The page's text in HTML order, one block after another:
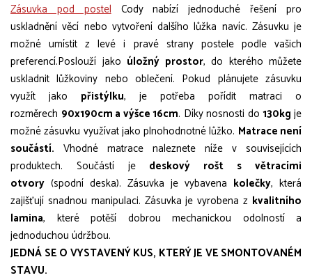
Zásuvka pod postelCody nabízí jednoduché řešení pro
uskladnění věcí nebo vytvoření dalšího lůžka navíc. Zásuvku je
možné umístit z levé i pravé strany postele podle vašich
preferencí.Poslouží jako úložný prostor, do kterého můžete
uskladnit lůžkoviny nebo oblečení. Pokud plánujete zásuvku
využít jako přistýlku, je potřeba pořídit matraci o
rozměrech 90x190cm a výšce 16cm. Díky nosnosti do130kgje
možné zásuvku využívat jako plnohodnotné lůžko. Matrace není
součástí. Vhodné matrace naleznete níže v souvisejících
produktech. Součástí je deskový rošt s větracími
otvory (spodní deska). Zásuvka je vybavena kolečky, která
zajišťují snadnou manipulaci. Zásuvka je vyrobena z kvalitního
lamina, které potěší dobrou mechanickou odolností a
jednoduchou údržbou.
JEDNÁ SE O VYSTAVENÝ KUS, KTERÝ JE VE SMONTOVANÉM
STAVU.